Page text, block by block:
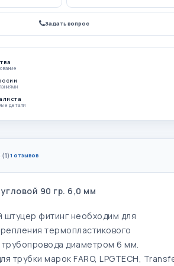
Задать вопрос
детали
1 отзывов
90 гр. 6,0 мм
штуцер фитинг необходим для
термопластикового
трубопровода диаметром 6 мм.
трубки марок FARO, LPGTECH,